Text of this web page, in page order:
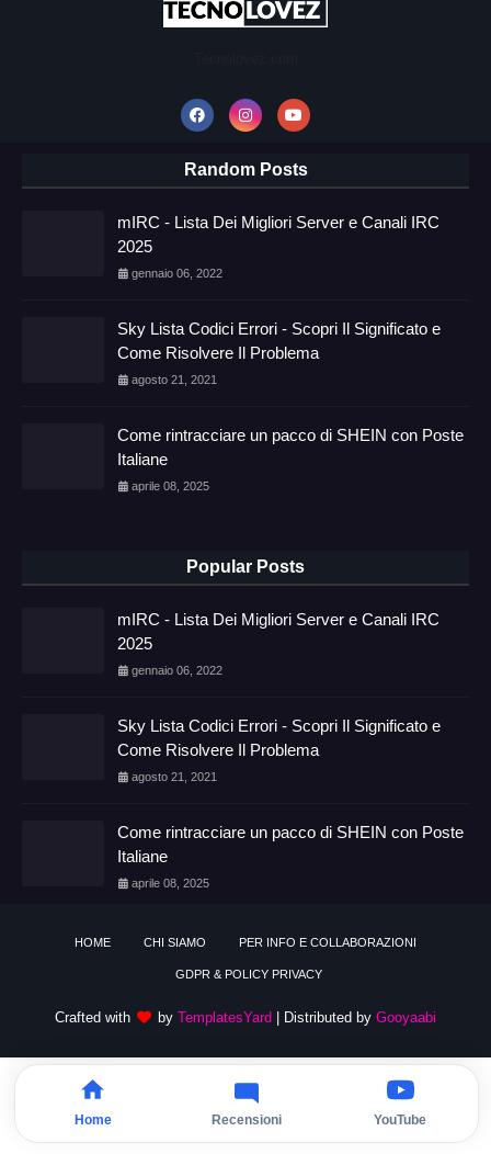
Random Posts
mIRC - Lista Dei Migliori Server e Canali IRC
2025
gennaio 06, 2022
Sky Lista Codici Errori - Scopri Il Significato e
Come Risolvere Il Problema
agosto 21, 2021
Come rintracciare un pacco di SHEIN con Poste
Italiane
aprile 08, 2025
Popular Posts
mIRC - Lista Dei Migliori Server e Canali IRC
2025
gennaio 06, 2022
Sky Lista Codici Errori - Scopri Il Significato e
Come Risolvere Il Problema
agosto 21, 2021
Come rintracciare un pacco di SHEIN con Poste
Italiane
aprile 08, 2025
HOME CHI SIAMO PER INFO E COLLABORAZIONI
GDPR & POLICY PRIVACY
Crafted with by TemplatesYard | Distributed by Gooyaabi
Home Recensioni YouTube